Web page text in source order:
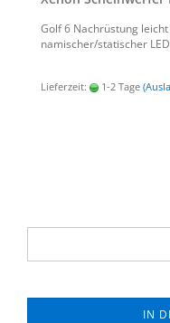
Golf 6 Nach­rüs­tung
na­mi­scher/sta­ti­scher
Lieferzeit: 1-2 Tage
IN